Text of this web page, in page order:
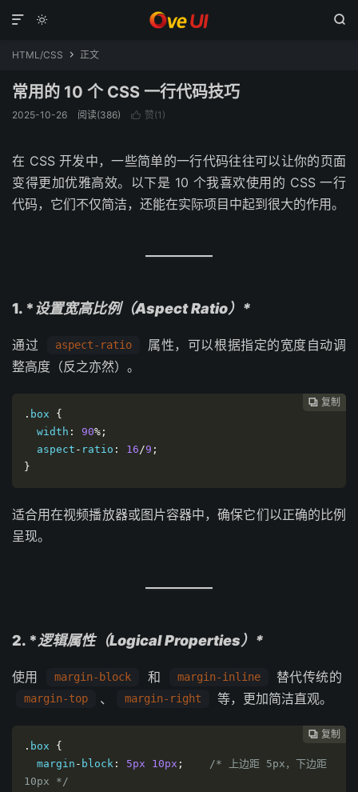
 

HTML/CSS  正文
常用的 10 个 CSS 一行代码技巧
2025-10-26 阅读(386)  赞(1 )
在 CSS 开发中，一些简单的一行代码往往可以让你的页面
变得更加优雅高效。以下是 10 个我喜欢使用的 CSS 一行
代码，它们不仅简洁，还能在实际项目中起到很大的作用。
1. *设置宽高比例（Aspect Ratio）*
通过 aspect-ratio
属性，可以根据指定的宽度自动调
整高度（反之亦然）。
 复制
 复制
 复制
 复制
 复制
 复制
 复制
 复制
 复制
 复制
 复制
 复制
 复制
. box {
  width
: 90%;
  aspect
- ratio : 16/9 ;
}
适合用在视频播放器或图片容器中，确保它们以正确的比例
呈现。
2. *逻辑属性（Logical Properties）*
使用 margin-block 和 margin-inline 替代传统的
margin-top 、 margin-right 等，更加简洁直观。
 复制
 复制
 复制
 复制
 复制
 复制
 复制
 复制
 复制
 复制
 复制
 复制
. box {
  margin
- block : 5px 10px ;
/* 上边距 5px，下边距
10px */